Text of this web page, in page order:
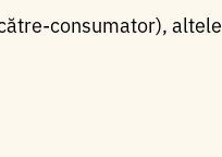
consumator), altele